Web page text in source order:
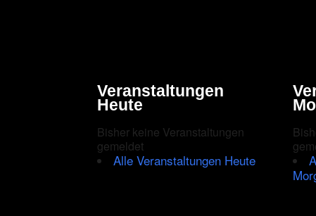
Veranstaltungen
Heute
Bisher keine Veranstaltungen
gemeldet
Alle Veranstaltungen Heute